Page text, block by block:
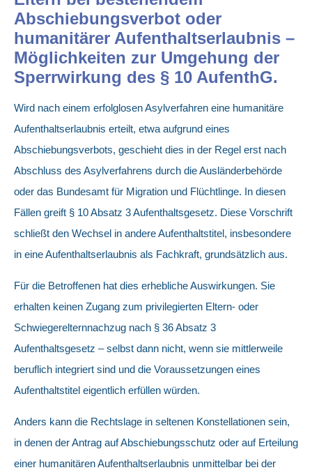
Abschiebungsverbot oder
humanitärer Aufenthaltserlaubnis –
Möglichkeiten zur Umgehung der
Sperrwirkung des § 10 AufenthG.
Wird nach einem erfolglosen Asylverfahren eine humanitäre
Aufenthaltserlaubnis erteilt, etwa aufgrund eines
Abschiebungsverbots, geschieht dies in der Regel erst nach
Abschluss des Asylverfahrens durch die Ausländerbehörde
oder das Bundesamt für Migration und Flüchtlinge. In diesen
Fällen greift § 10 Absatz 3 Aufenthaltsgesetz. Diese Vorschrift
schließt den Wechsel in andere Aufenthaltstitel, insbesondere
in eine Aufenthaltserlaubnis als Fachkraft, grundsätzlich aus.
Für die Betroffenen hat dies erhebliche Auswirkungen. Sie
erhalten keinen Zugang zum privilegierten Eltern- oder
Schwiegerelternnachzug nach § 36 Absatz 3
Aufenthaltsgesetz – selbst dann nicht, wenn sie mittlerweile
beruflich integriert sind und die Voraussetzungen eines
Aufenthaltstitel eigentlich erfüllen würden.
Anders kann die Rechtslage in seltenen Konstellationen sein,
in denen der Antrag auf Abschiebungsschutz oder auf Erteilung
einer humanitären Aufenthaltserlaubnis unmittelbar bei der